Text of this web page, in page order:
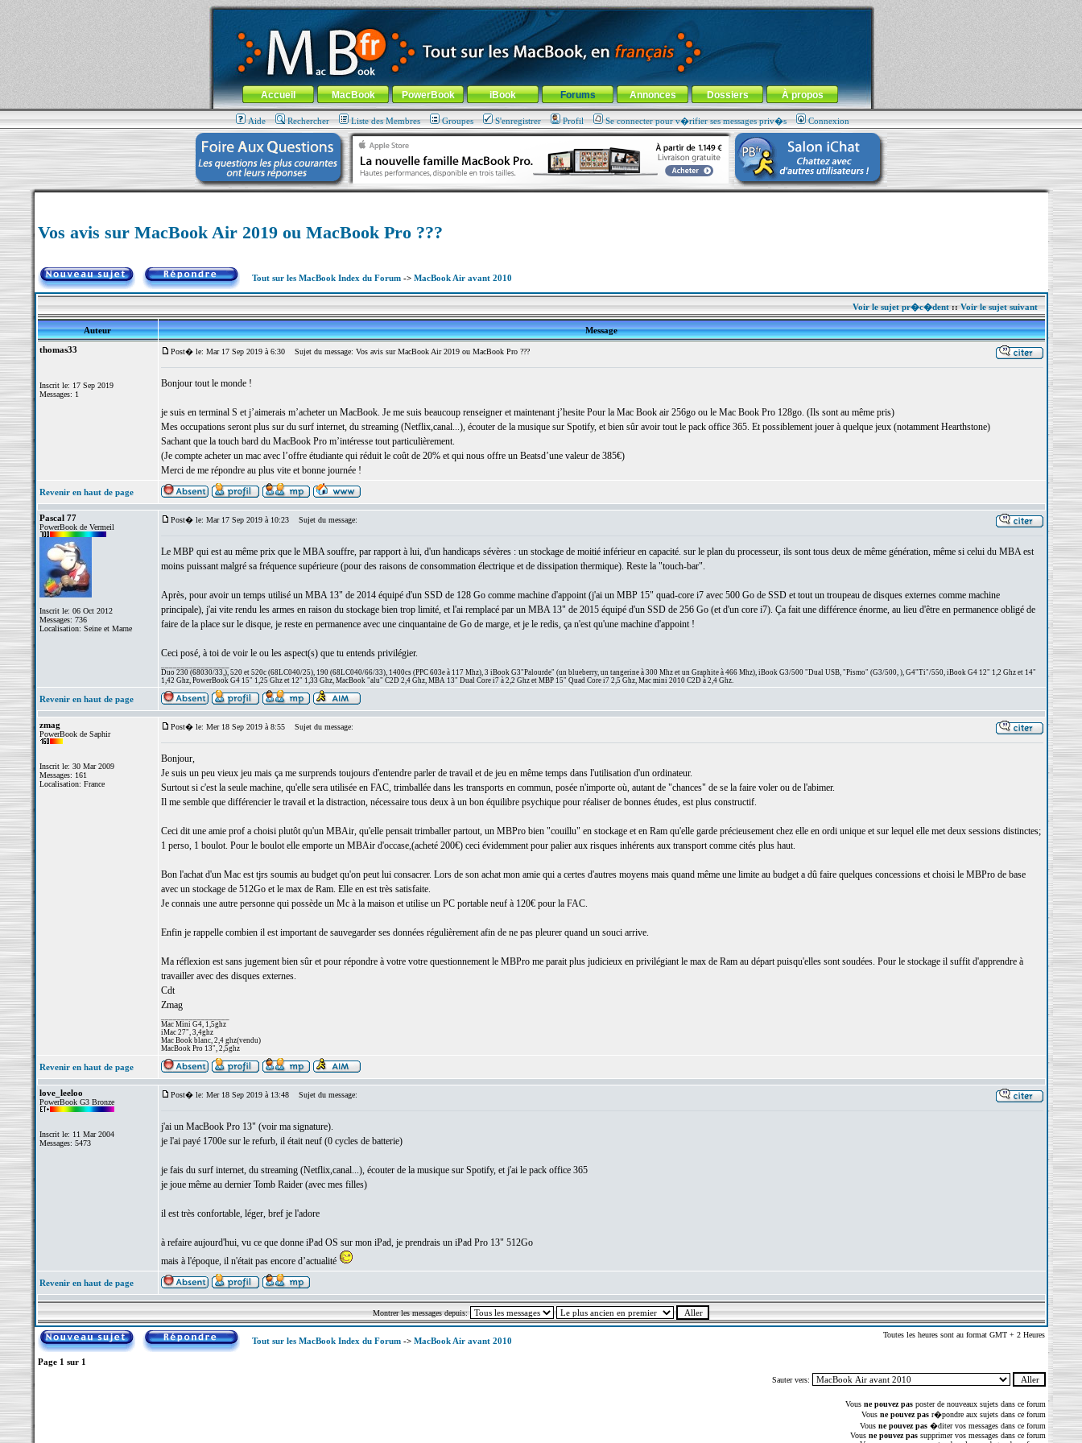
MacBook-fr.com : 100% Apple... 100% nomade !
Aller au contenu-Aller au menu général-Aller au menu de la rubrique
Menu général
Accueil MacBook PowerBook iBook Forums Annonces Dossiers À propos
Aide Rechercher Liste des Membres Groupes S'enregistrer Profil Se connecter pour v�rifier ses messages priv�s Connexion
Vos avis sur MacBook Air 2019 ou MacBook Pro ???
Tout sur les MacBook Index du Forum-> MacBook Air avant 2010
Voir le sujet pr�c�dent::Voir le sujet suivant
Auteur
Message
thomas33
Inscrit le: 17 Sep 2019
Messages: 1
Post� le: Mar 17 Sep 2019 à 6:30 Sujet du message: Vos avis sur MacBook Air 2019 ou MacBook Pro ???
Bonjour tout le monde !
je suis en terminal S et j’aimerais m’acheter un MacBook. Je me suis beaucoup renseigner et maintenant j’hesite Pour la Mac Book air 256go ou le Mac Book Pro 128go. (Ils sont au même pris)
Mes occupations seront plus sur du surf internet, du streaming (Netflix,canal...), écouter de la musique sur Spotify, et bien sûr avoir tout le pack office 365. Et possiblement jouer à quelque jeux (notamment Hearthstone)
Sachant que la touch bard du MacBook Pro m’intéresse tout particulièrement.
(Je compte acheter un mac avec l’offre étudiante qui réduit le coût de 20% et qui nous offre un Beatsd’une valeur de 385€)
Merci de me répondre au plus vite et bonne journée !
Revenir en haut de page
Pascal 77
PowerBook de Vermeil
Inscrit le: 06 Oct 2012
Messages: 736
Localisation: Seine et Marne
Post� le: Mar 17 Sep 2019 à 10:23 Sujet du message:
Le MBP qui est au même prix que le MBA souffre, par rapport à lui, d'un handicaps sévères : un stockage de moitié inférieur en capacité. sur le plan du processeur, ils sont tous deux de même génération, même si celui du MBA est
moins puissant malgré sa fréquence supérieure (pour des raisons de consommation électrique et de dissipation thermique). Reste la "touch-bar".
Après, pour avoir un temps utilisé un MBA 13" de 2014 équipé d'un SSD de 128 Go comme machine d'appoint (j'ai un MBP 15" quad-core i7 avec 500 Go de SSD et tout un troupeau de disques externes comme machine
principale), j'ai vite rendu les armes en raison du stockage bien trop limité, et l'ai remplacé par un MBA 13" de 2015 équipé d'un SSD de 256 Go (et d'un core i7). Ça fait une différence énorme, au lieu d'être en permanence obligé de
faire de la place sur le disque, je reste en permanence avec une cinquantaine de Go de marge, et je le redis, ça n'est qu'une machine d'appoint !
Ceci posé, à toi de voir le ou les aspect(s) que tu entends privilégier.
Duo 230 (68030/33,), 520 et 520c (68LC040/25), 190 (68LC040/66/33), 1400cs (PPC 603e à 117 Mhz), 3 iBook G3"Palourde" (un blueberry, un tangerine à 300 Mhz et un Graphite à 466 Mhz), iBook G3/500 "Dual USB, "Pismo" (G3/500, ), G4"Ti"/550, iBook G4 12" 1,2 Ghz et 14"
1,42 Ghz, PowerBook G4 15" 1,25 Ghz et 12" 1,33 Ghz, MacBook "alu" C2D 2,4 Ghz, MBA 13" Dual Core i7 à 2,2 Ghz et MBP 15" Quad Core i7 2,5 Ghz, Mac mini 2010 C2D à 2,4 Ghz.
Revenir en haut de page
zmag
PowerBook de Saphir
Inscrit le: 30 Mar 2009
Messages: 161
Localisation: France
Post� le: Mer 18 Sep 2019 à 8:55 Sujet du message:
Bonjour,
Je suis un peu vieux jeu mais ça me surprends toujours d'entendre parler de travail et de jeu en même temps dans l'utilisation d'un ordinateur.
Surtout si c'est la seule machine, qu'elle sera utilisée en FAC, trimballée dans les transports en commun, posée n'importe où, autant de "chances" de se la faire voler ou de l'abimer.
Il me semble que différencier le travail et la distraction, nécessaire tous deux à un bon équilibre psychique pour réaliser de bonnes études, est plus constructif.
Ceci dit une amie prof a choisi plutôt qu'un MBAir, qu'elle pensait trimballer partout, un MBPro bien "couillu" en stockage et en Ram qu'elle garde précieusement chez elle en ordi unique et sur lequel elle met deux sessions distinctes;
1 perso, 1 boulot. Pour le boulot elle emporte un MBAir d'occase,(acheté 200€) ceci évidemment pour palier aux risques inhérents aux transport comme cités plus haut.
Bon l'achat d'un Mac est tjrs soumis au budget qu'on peut lui consacrer. Lors de son achat mon amie qui a certes d'autres moyens mais quand même une limite au budget a dû faire quelques concessions et choisi le MBPro de base
avec un stockage de 512Go et le max de Ram. Elle en est très satisfaite.
Je connais une autre personne qui possède un Mc à la maison et utilise un PC portable neuf à 120€ pour la FAC.
Enfin je rappelle combien il est important de sauvegarder ses données régulièrement afin de ne pas pleurer quand un souci arrive.
Ma réflexion est sans jugement bien sûr et pour répondre à votre votre questionnement le MBPro me parait plus judicieux en privilégiant le max de Ram au départ puisqu'elles sont soudées. Pour le stockage il suffit d'apprendre à
travailler avec des disques externes.
Cdt
Zmag
Mac Mini G4, 1,5ghz
iMac 27", 3,4ghz
Mac Book blanc, 2,4 ghz(vendu)
MacBook Pro 13", 2,5ghz
Revenir en haut de page
love_leeloo
PowerBook G3 Bronze
Inscrit le: 11 Mar 2004
Messages: 5473
Post� le: Mer 18 Sep 2019 à 13:48 Sujet du message:
j'ai un MacBook Pro 13" (voir ma signature).
je l'ai payé 1700e sur le refurb, il était neuf (0 cycles de batterie)
je fais du surf internet, du streaming (Netflix,canal...), écouter de la musique sur Spotify, et j'ai le pack office 365
je joue même au dernier Tomb Raider (avec mes filles)
il est très confortable, léger, bref je l'adore
à refaire aujourd'hui, vu ce que donne iPad OS sur mon iPad, je prendrais un iPad Pro 13" 512Go
mais à l'époque, il n'était pas encore d’actualité
Revenir en haut de page
Montrer les messages depuis:
Tout sur les MacBook Index du Forum-> MacBook Air avant 2010
Toutes les heures sont au format GMT + 2 Heures
Page 1 sur 1
Sauter vers:
Vous ne pouvez pasposter de nouveaux sujets dans ce forum
Vous ne pouvez pasr�pondre aux sujets dans ce forum
Vous ne pouvez pas�diter vos messages dans ce forum
Vous ne pouvez passupprimer vos messages dans ce forum